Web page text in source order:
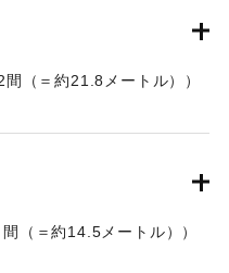
水地である橋の上に不自然
たためとして、その不当
られてきたが、費用など
（＝約21.8メートル））
（＝約14.5メートル））